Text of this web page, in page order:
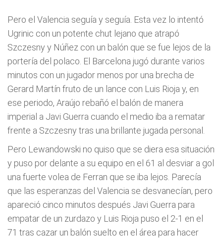
Pero el Valencia seguía y seguía. Esta vez lo intentó
Ugrinic con un potente chut lejano que atrapó
Szczesny y Núñez con un balón que se fue lejos de la
portería del polaco. El Barcelona jugó durante varios
minutos con un jugador menos por una brecha de
Gerard Martín fruto de un lance con Luis Rioja y, en
ese periodo, Araújo rebañó el balón de manera
imperial a Javi Guerra cuando el medio iba a rematar
frente a Szczesny tras una brillante jugada personal.
Pero Lewandowski no quiso que se diera esa situación
y puso por delante a su equipo en el 61 al desviar a gol
una fuerte volea de Ferran que se iba lejos. Parecía
que las esperanzas del Valencia se desvanecían, pero
apareció cinco minutos después Javi Guerra para
empatar de un zurdazo y Luis Rioja puso el 2-1 en el
71 tras cazar un balón suelto en el área para hacer